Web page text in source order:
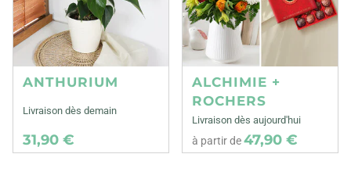
ANTHURIUM
Livraison dès demain
31,90 €
ALCHIMIE +
ROCHERS
Livraison dès aujourd'hui
à partir de47,90 €